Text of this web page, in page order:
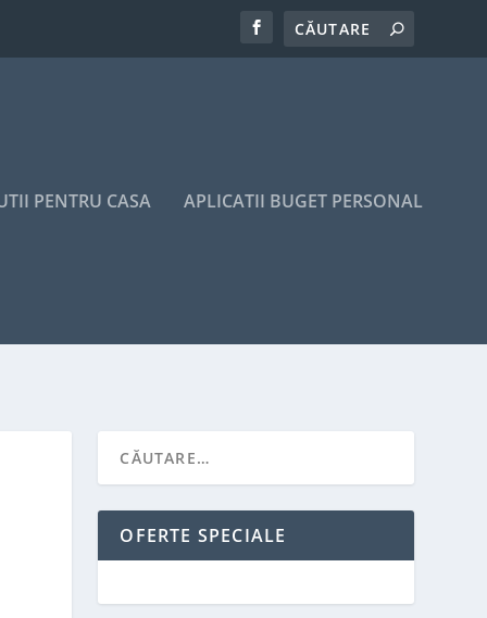
PENTRU CASA APLICATII BUGET PERSONAL
OFERTE SPECIALE